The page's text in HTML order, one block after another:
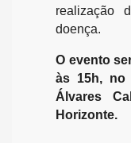
realização
doença.
O evento
às 15h, no
Álvares
Horizonte.